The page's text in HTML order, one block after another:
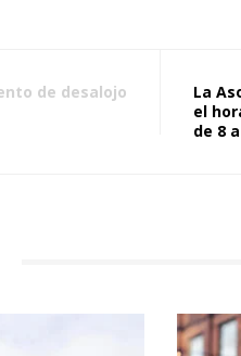
de desalojo
La
el
de 8